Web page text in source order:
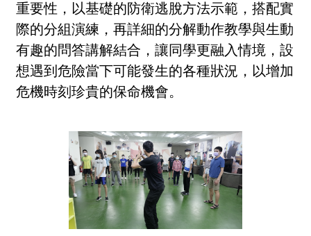
重要性，以基礎的防衛逃脫方法示範，搭配實
際的分組演練，再詳細的分解動作教學與生動
有趣的問答講解結合，讓同學更融入情境，設
想遇到危險當下可能發生的各種狀況，以增加
危機時刻珍貴的保命機會。